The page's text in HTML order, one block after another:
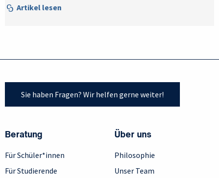
Artikel lesen
Sie haben Fragen? Wir helfen gerne weiter!
Beratung
Für Schüler*innen
Für Studierende
Über uns
Philosophie
Unser Team